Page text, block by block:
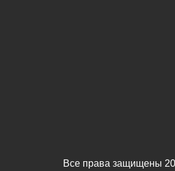
Все права защищены